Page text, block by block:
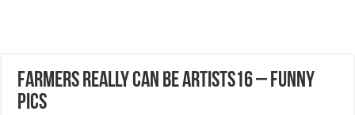
Farmers Really Can Be Artists16 – Funny
Pics